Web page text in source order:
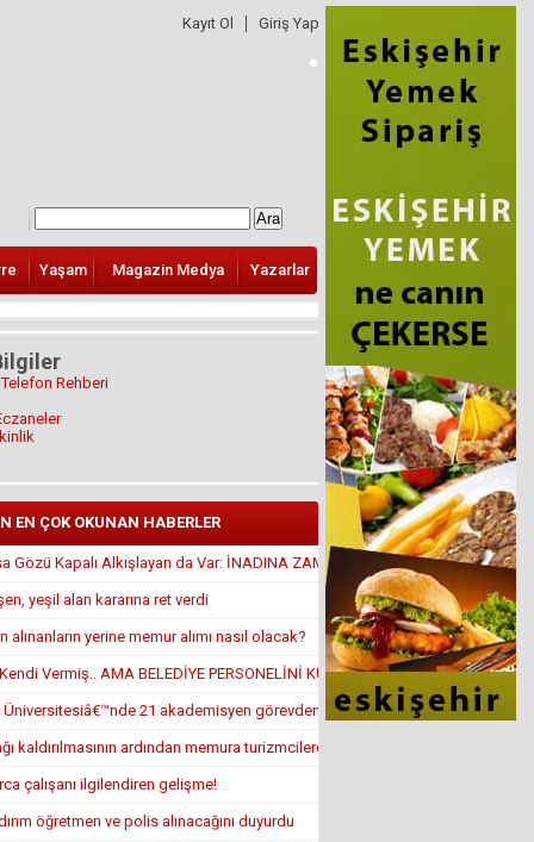
Kayıt Ol Giriş Yap
Yaşam Magazin Medya Yazarlar
Rehberi
EN ÇOK OKUNAN HABERLER
Gözü Kapalı Alkışlayan da Var: İNADINA ZAM YAPTI
yeşil alan kararına ret verdi
alınanların yerine memur alımı nasıl olacak?
Kendi Vermiş.. AMA BELEDİYE PERSONELİNİ KULLANMIŞ
21 akademisyen görevden alındı
kaldırılmasının ardından memura turizmcilerden iyi haber geldi
çalışanı ilgilendiren gelişme!
öğretmen ve polis alınacağını duyurdu